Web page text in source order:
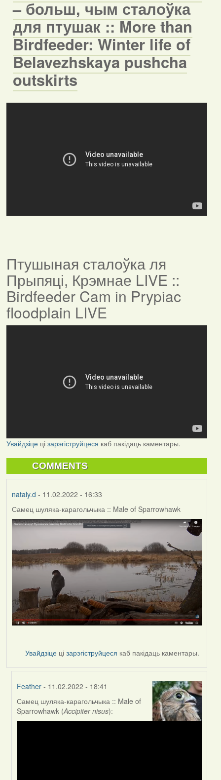
– больш, чым сталоўка
для птушак :: More than
Birdfeeder: Winter life of
Belavezhskaya pushcha
outskirts
Птушыная сталоўка ля
Прыпяці, Крэмнае LIVE ::
Birdfeeder Cam in Prypiac
floodplain LIVE
Увайдзіцеці зарэгіструйцеся каб пакідаць каментары.
COMMENTS
nataly.d - 11.02.2022 - 16:33
Самец шуляка-карагольчыка :: Male of Sparrowhawk
Увайдзіце цізарэгіструйцеся каб пакідаць каментары.
Feather - 11.02.2022 - 18:41
In
reply
Самец шуляка-карагольчыка :: Male of
Sparrowhawk (Accipiter nisus):